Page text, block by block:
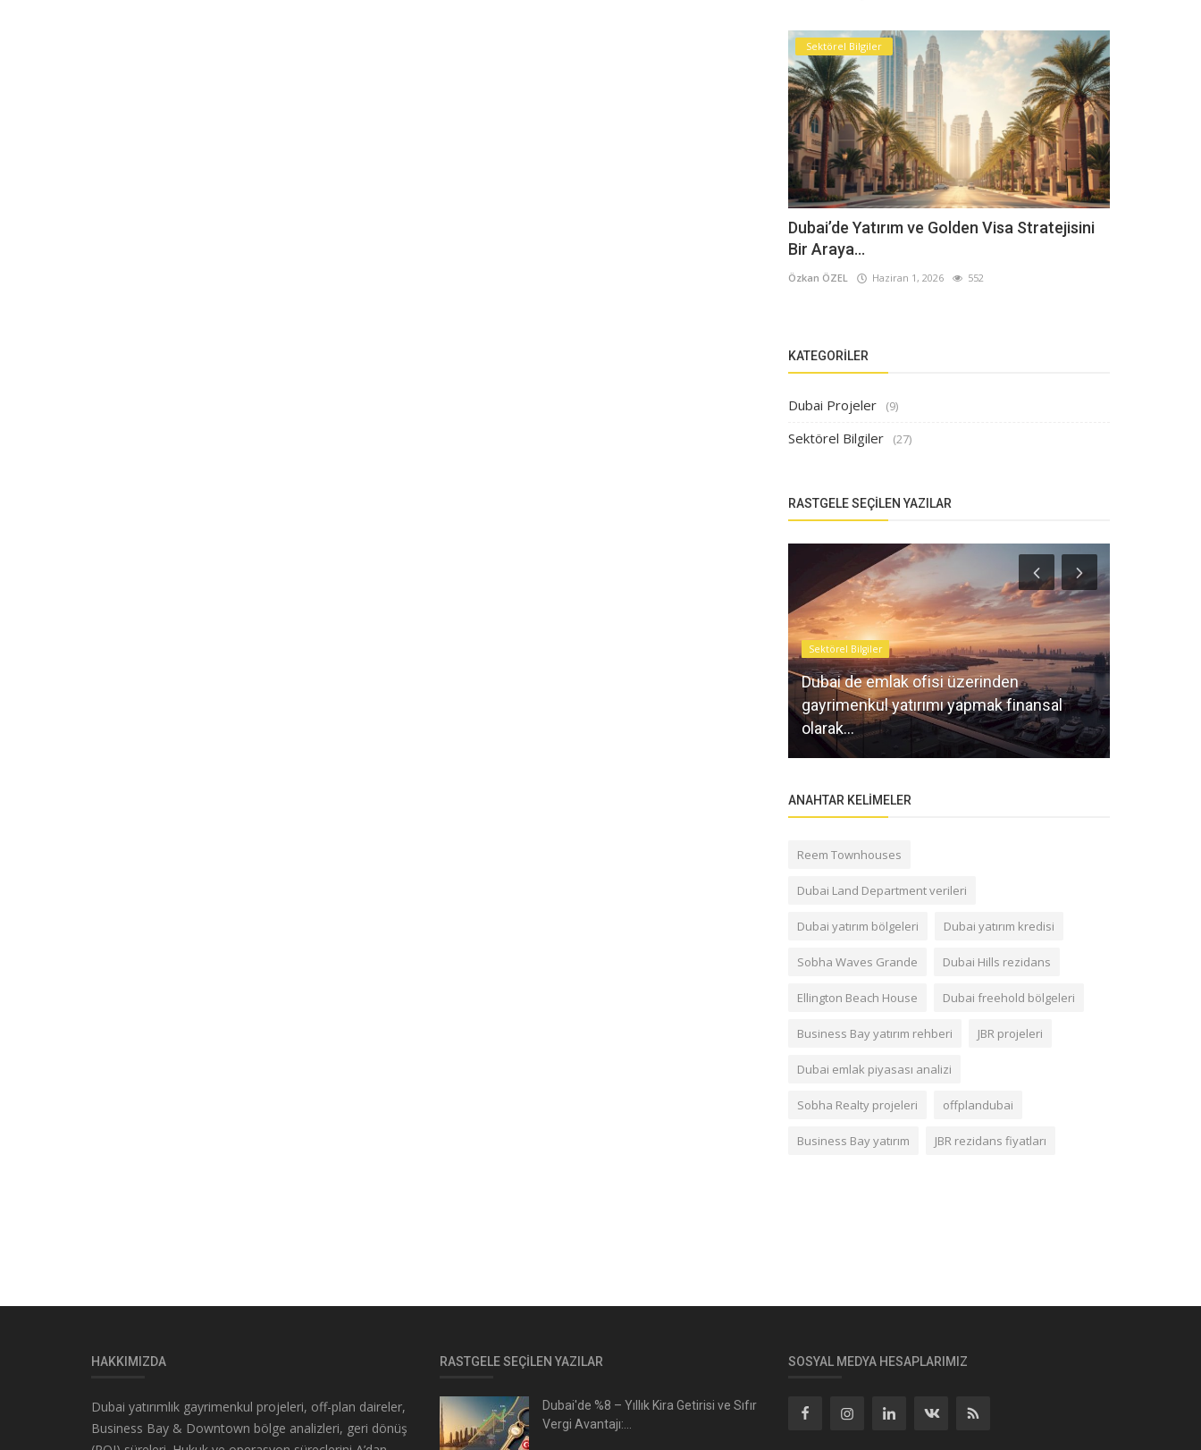
Sektörel Bilgiler
Dubai’de Yatırım ve Golden Visa Stratejisini
Bir Araya...
Özkan ÖZEL Haziran 1, 2026 552
KATEGORILER
Dubai Projeler (9)
Sektörel Bilgiler (27)
RASTGELE SEÇILEN YAZILAR
Sektörel Bilgiler
Dubai de emlak ofisi üzerinden
gayrimenkul yatırımı yapmak finansal
olarak...
ANAHTAR KELIMELER
Reem Townhouses
Dubai Land Department verileri
Dubai yatırım bölgeleri Dubai yatırım kredisi
Sobha Waves Grande Dubai Hills rezidans
Ellington Beach House Dubai freehold bölgeleri
Business Bay yatırım rehberi JBR projeleri
Dubai emlak piyasası analizi
Sobha Realty projeleri offplandubai
Business Bay yatırım JBR rezidans fiyatları
HAKKIMIZDA
Dubai yatırımlık gayrimenkul projeleri, off-plan daireler,
Business Bay & Downtown bölge analizleri, geri dönüş
RASTGELE SEÇILEN YAZILAR
Dubai'de %8 – Yıllık Kira Getirisi ve Sıfır
Vergi Avantajı:...
SOSYAL MEDYA HESAPLARIMIZ